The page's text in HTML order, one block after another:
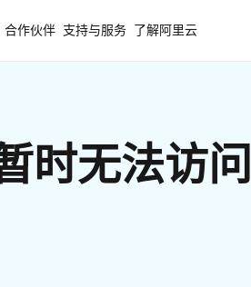
合作伙伴 支持与服务 了解阿里云
时无法访问